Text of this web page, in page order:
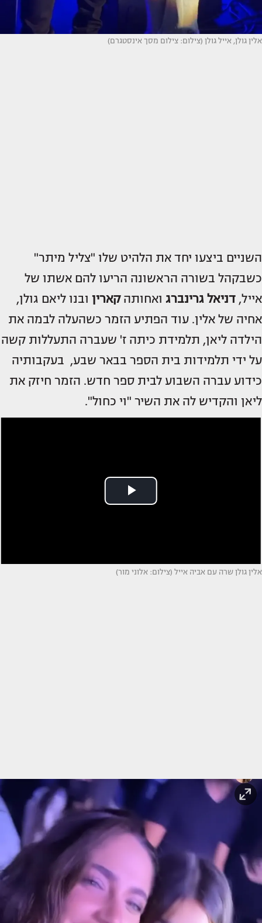
אלין גולן, אייל גולן (צילום: צילום מסך אינסטגרם)
השניים ביצעו יחד את הלהיט שלו "צליל מיתר"
כשבקהל בשורה הראשונה הריעו להם אשתו של
אייל, דניאל גרינברג ואחותהקארין ובנו ליאם גולן,
אחיה של אלין. עוד הפתיע הזמר כשהעלה לבמה את
הילדה ליאן, תלמידת כיתה ז' שעברה התעללות קשה
על ידי תלמידות בית הספר בבאר שבע, בעקבותיה
כידוע עברה השבוע לבית ספר חדש. הזמר חיזק את
ליאן והקדיש לה את השיר "וי כחול".
אלין גולן שרה עם אביה אייל (צילום: אלוני מור)